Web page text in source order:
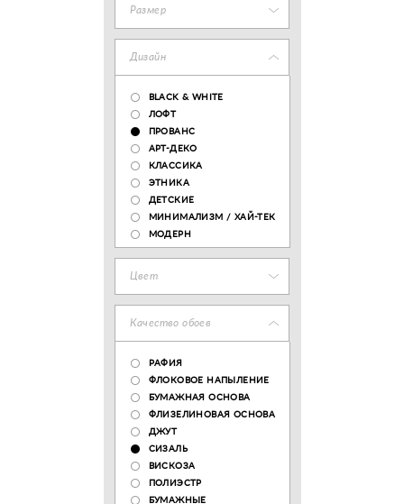
Размер
Дизайн
BLACK & WHITE
ЛОФТ
ПРОВАНС
АРТ-ДЕКО
КЛАССИКА
ЭТНИКА
ДЕТСКИЕ
МИНИМАЛИЗМ / ХАЙ-ТЕК
МОДЕРН
Цвет
Качество обоев
РАФИЯ
ФЛОКОВОЕ НАПЫЛЕНИЕ
БУМАЖНАЯ ОСНОВА
ФЛИЗЕЛИНОВАЯ ОСНОВА
ДЖУТ
СИЗАЛЬ
ВИСКОЗА
ПОЛИЭСТР
БУМАЖНЫЕ